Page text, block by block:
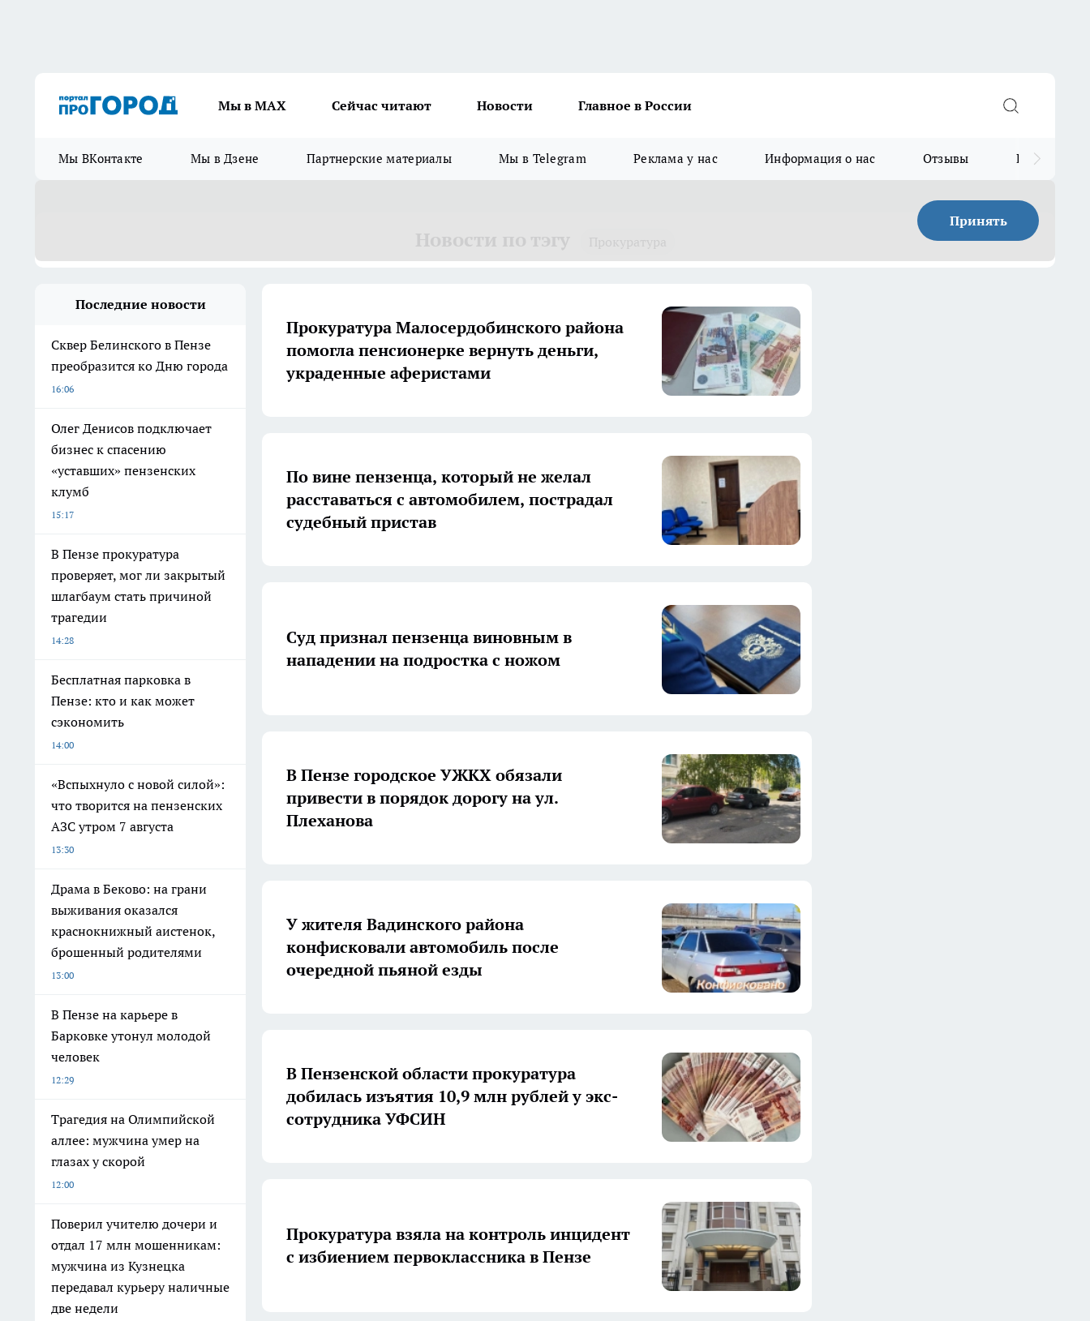
Мы в МАХ Сейчас читают Новости Главное в России
Мы ВКонтакте Мы в Дзене Партнерские материалы Мы в Telegram Реклама у нас Информация о нас Отзывы Прайс для
Принять
Последние новости
Сквер Белинского в Пензе
преобразится ко Дню города
16:06
Олег Денисов подключает
бизнес к спасению
«уставших» пензенских
клумб
15:17
В Пензе прокуратура
проверяет, мог ли закрытый
шлагбаум стать причиной
трагедии
14:28
Бесплатная парковка в
Пензе: кто и как может
сэкономить
14:00
«Вспыхнуло с новой силой»:
что творится на пензенских
АЗС утром 7 августа
13:30
Драма в Беково: на грани
выживания оказался
краснокнижный аистенок,
брошенный родителями
13:00
В Пензе на карьере в
Барковке утонул молодой
человек
12:29
Трагедия на Олимпийской
аллее: мужчина умер на
глазах у скорой
12:00
Поверил учителю дочери и
отдал 17 млн мошенникам:
мужчина из Кузнецка
передавал курьеру наличные
две недели
Прокуратура Малосердобинского района
помогла пенсионерке вернуть деньги,
украденные аферистами
По вине пензенца, который не желал
расставаться с автомобилем, пострадал
судебный пристав
Суд признал пензенца виновным в
нападении на подростка с ножом
В Пензе городское УЖКХ обязали
привести в порядок дорогу на ул.
Плеханова
У жителя Вадинского района
конфисковали автомобиль после
очередной пьяной езды
В Пензенской области прокуратура
добилась изъятия 10,9 млн рублей у экс-
сотрудника УФСИН
Прокуратура взяла на контроль инцидент
с избиением первоклассника в Пензе